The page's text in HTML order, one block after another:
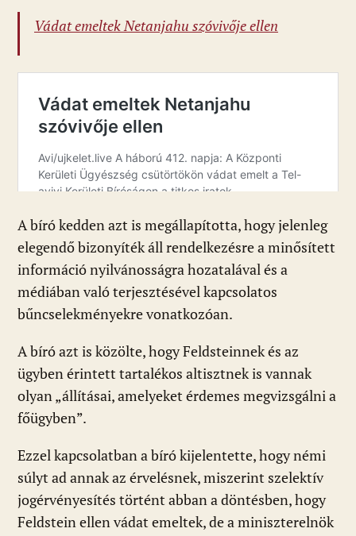
Vádat emeltek Netanjahu szóvivője ellen
A bíró kedden azt is megállapította, hogy jelenleg
elegendő bizonyíték áll rendelkezésre a minősített
információ nyilvánosságra hozatalával és a
médiában való terjesztésével kapcsolatos
bűncselekményekre vonatkozóan.
A bíró azt is közölte, hogy Feldsteinnek és az
ügyben érintett tartalékos altisztnek is vannak
olyan „állításai, amelyeket érdemes megvizsgálni a
főügyben”.
Ezzel kapcsolatban a bíró kijelentette, hogy némi
súlyt ad annak az érvelésnek, miszerint szelektív
jogérvényesítés történt abban a döntésben, hogy
Feldstein ellen vádat emeltek, de a miniszterelnök